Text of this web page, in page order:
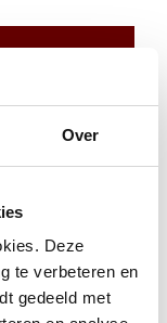
Over
Deze
te verbeteren en
gedeeld met